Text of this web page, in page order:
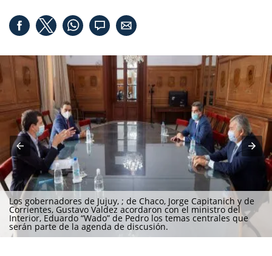
Los gobernadores de Jujuy, ; de Chaco, Jorge Capitanich y de
Corrientes, Gustavo Valdez acordaron con el ministro del
Interior, Eduardo “Wado” de Pedro los temas centrales que
serán parte de la agenda de discusión.